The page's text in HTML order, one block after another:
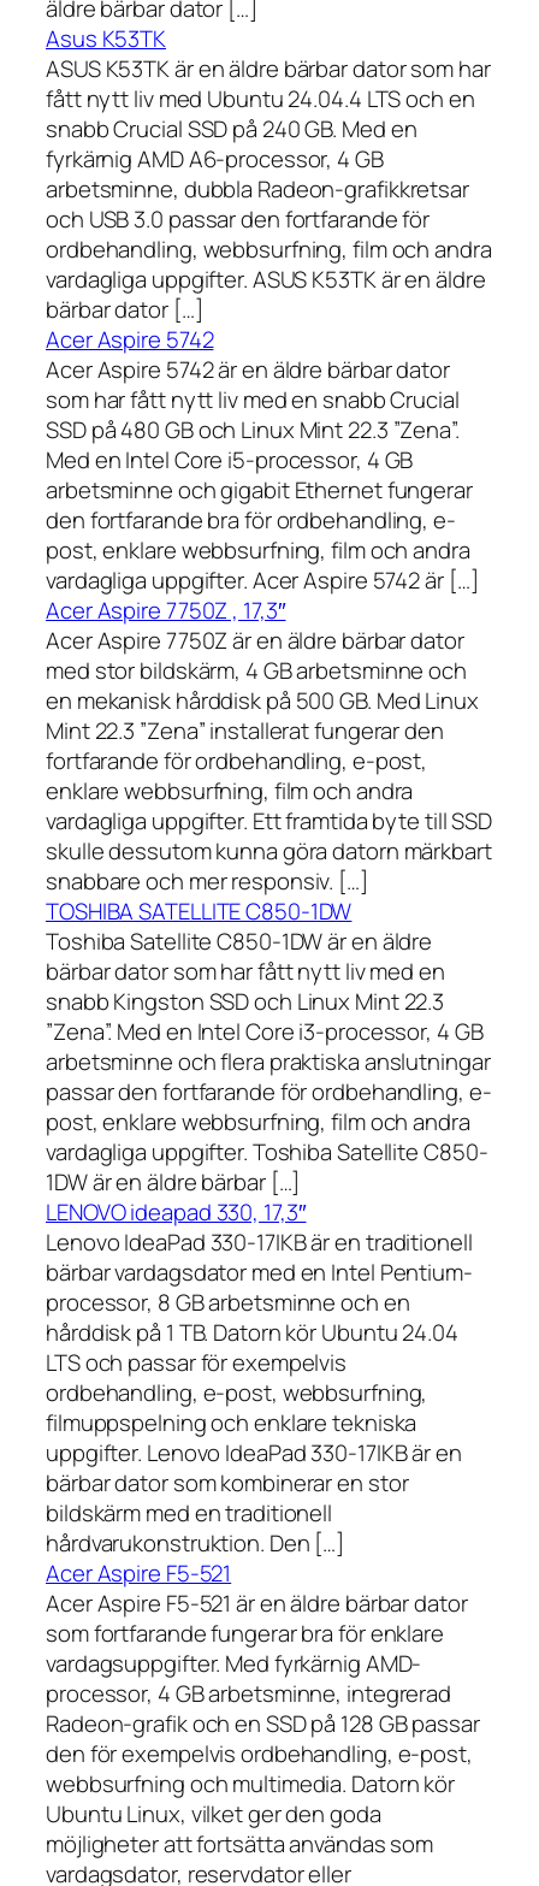
äldre bärbar dator […]
Asus K53TK
ASUS K53TK är en äldre bärbar dator som har
fått nytt liv med Ubuntu 24.04.4 LTS och en
snabb Crucial SSD på 240 GB. Med en
fyrkärnig AMD A6-processor, 4 GB
arbetsminne, dubbla Radeon-grafikkretsar
och USB 3.0 passar den fortfarande för
ordbehandling, webbsurfning, film och andra
vardagliga uppgifter. ASUS K53TK är en äldre
bärbar dator […]
Acer Aspire 5742
Acer Aspire 5742 är en äldre bärbar dator
som har fått nytt liv med en snabb Crucial
SSD på 480 GB och Linux Mint 22.3 ”Zena”.
Med en Intel Core i5-processor, 4 GB
arbetsminne och gigabit Ethernet fungerar
den fortfarande bra för ordbehandling, e-
post, enklare webbsurfning, film och andra
vardagliga uppgifter. Acer Aspire 5742 är […]
Acer Aspire 7750Z , 17,3″
Acer Aspire 7750Z är en äldre bärbar dator
med stor bildskärm, 4 GB arbetsminne och
en mekanisk hårddisk på 500 GB. Med Linux
Mint 22.3 ”Zena” installerat fungerar den
fortfarande för ordbehandling, e-post,
enklare webbsurfning, film och andra
vardagliga uppgifter. Ett framtida byte till SSD
skulle dessutom kunna göra datorn märkbart
snabbare och mer responsiv. […]
TOSHIBA SATELLITE C850-1DW
Toshiba Satellite C850-1DW är en äldre
bärbar dator som har fått nytt liv med en
snabb Kingston SSD och Linux Mint 22.3
”Zena”. Med en Intel Core i3-processor, 4 GB
arbetsminne och flera praktiska anslutningar
passar den fortfarande för ordbehandling, e-
post, enklare webbsurfning, film och andra
vardagliga uppgifter. Toshiba Satellite C850-
1DW är en äldre bärbar […]
LENOVO ideapad 330, 17,3″
Lenovo IdeaPad 330-17IKB är en traditionell
bärbar vardagsdator med en Intel Pentium-
processor, 8 GB arbetsminne och en
hårddisk på 1 TB. Datorn kör Ubuntu 24.04
LTS och passar för exempelvis
ordbehandling, e-post, webbsurfning,
filmuppspelning och enklare tekniska
uppgifter. Lenovo IdeaPad 330-17IKB är en
bärbar dator som kombinerar en stor
bildskärm med en traditionell
hårdvarukonstruktion. Den […]
Acer Aspire F5-521
Acer Aspire F5-521 är en äldre bärbar dator
som fortfarande fungerar bra för enklare
vardagsuppgifter. Med fyrkärnig AMD-
processor, 4 GB arbetsminne, integrerad
Radeon-grafik och en SSD på 128 GB passar
den för exempelvis ordbehandling, e-post,
webbsurfning och multimedia. Datorn kör
Ubuntu Linux, vilket ger den goda
möjligheter att fortsätta användas som
vardagsdator, reservdator eller